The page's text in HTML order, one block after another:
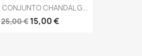
CONJUNTO CHANDAL G...
25,00 € 15,00 €